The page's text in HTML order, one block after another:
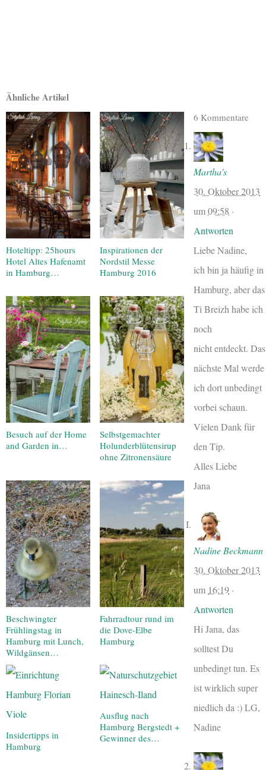
Ähnliche Artikel
Hoteltipp: 25hours
Hotel Altes Hafenamt
in Hamburg…
Inspirationen der
Nordstil Messe
Hamburg 2016
Besuch auf der Home
and Garden in…
Selbstgemachter
Holunderblütensirup
ohne Zitronensäure
Beschwingter
Frühlingstag in
Hamburg mit Lunch,
Wildgänsen…
Fahrradtour rund im
die Dove-Elbe
Hamburg
Insidertipps in
Hamburg
Ausflug nach
Hamburg Bergstedt +
Gewinner des…
6 Kommentare
Martha's
30. Oktober 2013
um09:58 ·
Antworten
Liebe Nadine,
ich bin ja häufig in
Hamburg, aber das
Ti Breizh habe ich
noch
nicht entdeckt. Das
nächste Mal werde
ich dort unbedingt
vorbei schaun.
Vielen Dank für
den Tip.
Alles Liebe
Jana
Nadine Beckmann
30. Oktober 2013
um 16:19 ·
Antworten
Hi Jana, das
solltest Du
unbedingt tun. Es
ist wirklich super
niedlich da :) LG,
Nadine